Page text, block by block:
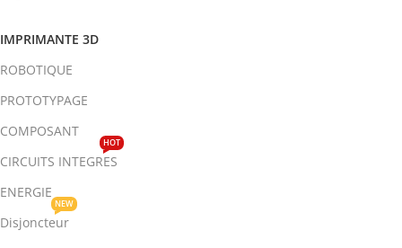
IMPRIMANTE 3D
ROBOTIQUE
PROTOTYPAGE
COMPOSANT
CIRCUITS INTEGRES
HOT
ENERGIE
Disjoncteur
NEW